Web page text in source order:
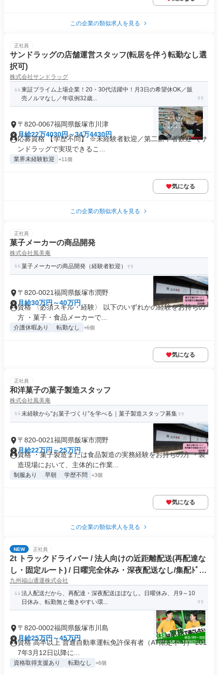
この企業の類似求人を見る
正社員
サンドラッグの店舗運営スタッフ(転居を伴う転勤なし選
択可)
株式会社サンドラッグ
東証プライム上場企業！20・30代活躍中！月3日の希望休OK／販
売ノルマなし／年収例32歳...
〒820-0067福岡県飯塚市川津
月給22万4030円～34万4430円
応募資格 【学歴不問】 ※未経験者歓迎／第二新卒者歓迎 ＼サ
ンドラッグで実現できるこ...
業界未経験歓迎 +11個
気になる
この企業の類似求人を見る
正社員
菓子メーカーの商品開発
株式会社風美庵
菓子メーカーの商品開発（経験者歓迎）
〒820-0021福岡県飯塚市潤野
月給30万円～40万円
資格 〈必須スキル・経験〉 以下のいずれかの経験をお持ちの
方 ・菓子・食品メーカーで...
介護休暇あり 転勤なし +6個
気になる
正社員
和洋菓子の菓子製造スタッフ
株式会社風美庵
未経験から“お菓子づくり”を学べる｜菓子製造スタッフ募集
〒820-0021福岡県飯塚市潤野
月給22万円～25万円
資格 ・菓子製造または食品製造の実務経験をお持ちの方 ・製
造現場において、主体的に作業...
制服あり 早朝 学歴不問 +3個
気になる
この企業の類似求人を見る
NEW 正社員
2t トラックドライバー / 法人向けの近距離配送(再配達な
し・固定ルート) / 日曜完全休み・深夜配送なし/集配ﾄﾞﾗｲ
ﾊﾞｰ2t(正社員)
九州福山通運株式会社
法人配送だから、再配達・深夜配送ほぼなし。日曜休み、月9～10
日休み、転勤無と働きやすい環...
〒820-0002福岡県飯塚市川島
月給25万円～45万円
資格 高卒以上 普通自動車運転免許保有者（AT限定不可） 201
7年3月12日以降に...
資格取得支援あり 転勤なし +6個